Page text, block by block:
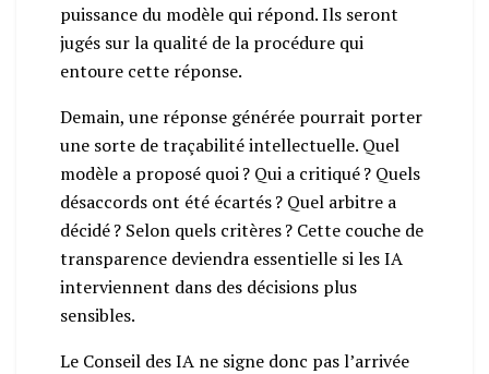
puissance du modèle qui répond. Ils seront
jugés sur la qualité de la procédure qui
entoure cette réponse.
Demain, une réponse générée pourrait porter
une sorte de traçabilité intellectuelle. Quel
modèle a proposé quoi ? Qui a critiqué ? Quels
désaccords ont été écartés ? Quel arbitre a
décidé ? Selon quels critères ? Cette couche de
transparence deviendra essentielle si les IA
interviennent dans des décisions plus
sensibles.
Le Conseil des IA ne signe donc pas l’arrivée